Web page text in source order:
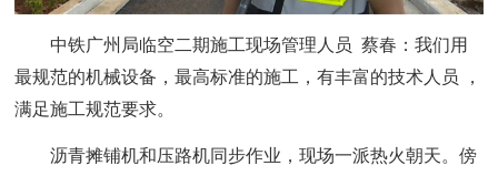
中铁广州局临空二期施工现场管理人员 蔡春：我们用
最规范的机械设备，最高标准的施工，有丰富的技术人员 ，
满足施工规范要求。
沥青摊铺机和压路机同步作业，现场一派热火朝天。傍